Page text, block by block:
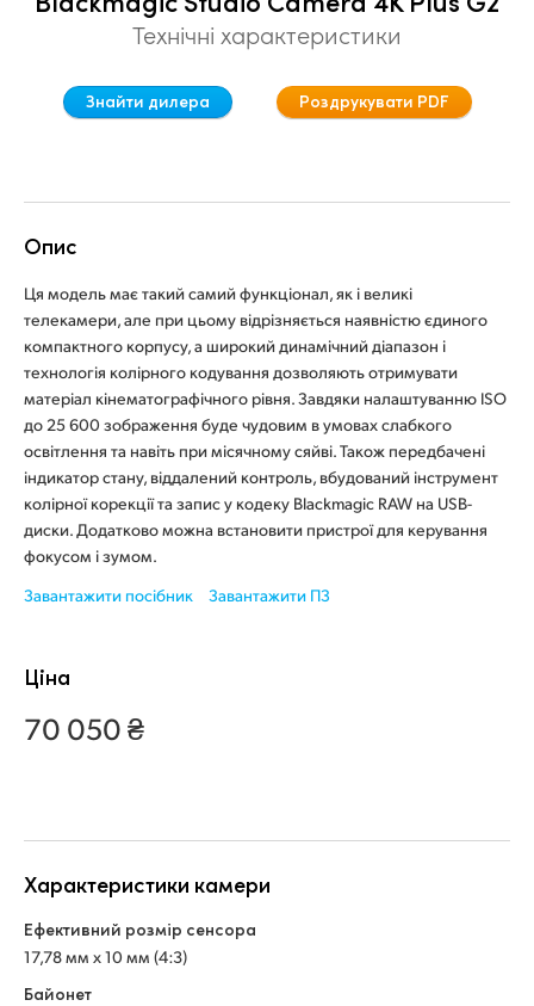
Характеристики
Finland
Germany
Japan
Korea
Mexico
Malaysia
Netherlands
New Zealand
Portugal
South Africa
Spain
Sweden
Технічні характеристики
Знайти дилера Роздрукувати PDF
Опис
Ця модель має такий самий функціонал, як і великі
телекамери, але при цьому відрізняється наявністю єдиного
компактного корпусу, а широкий динамічний діапазон і
технологія колірного кодування дозволяють отримувати
матеріал кінематографічного рівня. Завдяки налаштуванню ISO
до 25 600 зображення буде чудовим в умовах слабкого
освітлення та навіть при місячному сяйві. Також передбачені
індикатор стану, віддалений контроль, вбудований інструмент
колірної корекції та запис у кодеку Blackmagic RAW на USB-
диски. Додатково можна встановити пристрої для керування
фокусом і зумом.
Завантажити посібник
Завантажити ПЗ
Ціна
70 050 ₴
Характеристики камери
Ефективний розмір сенсора
17,78 мм x 10 мм (4:3)
Байонет